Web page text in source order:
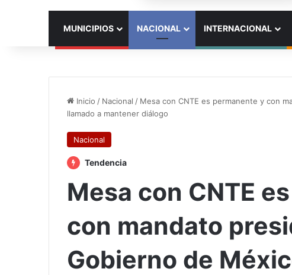
MUNICIPIOS NACIONAL INTERNACIONAL
Inicio / Nacional / Mesa con CNTE es permanente y con
llamado a mantener diálogo
Nacional
Tendencia
Mesa con CNTE
con mandato
Gobierno de